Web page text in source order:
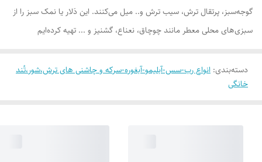
گوجه‌سبز، پرتقال ترش، سیب ترش و.. میل می‌کنند. این دَلار یا نمک سبز را از
سبزی‌های محلی معطر مانند چوچاق، نعناع، گشنیز و ... تهیه کرده‌ایم
دسته‌بندی: انواع رب-سس-آبلیمو-آبغوره-سرکه و چاشنی های ترش،شور،تُند
خانگی